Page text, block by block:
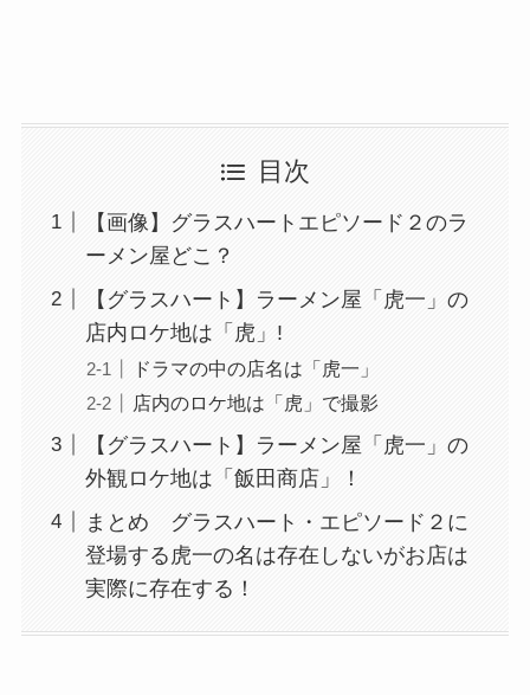
目次
【画像】グラスハートエピソード２のラ
ーメン屋どこ？
【グラスハート】ラーメン屋「虎一」の
店内ロケ地は「虎」!
ドラマの中の店名は「虎一」
店内のロケ地は「虎」で撮影
【グラスハート】ラーメン屋「虎一」の
外観ロケ地は「飯田商店」！
まとめ グラスハート・エピソード２に
登場する虎一の名は存在しないがお店は
実際に存在する！